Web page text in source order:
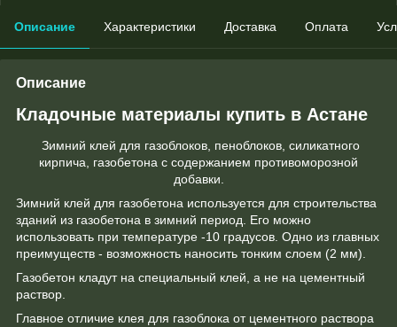
Описание Характеристики Доставка Оплата
Описание
Кладочные материалы купить в Астане
Зимний клей для газоблоков, пеноблоков, силикатного
кирпича, газобетона с содержанием противоморозной
добавки.
Зимний клей для газобетона используется для строительства
зданий из газобетона в зимний период. Его можно
использовать при температуре -10 градусов. Одно из главных
преимуществ - возможность наносить тонким слоем (2 мм).
Газобетон кладут на специальный клей, а не на цементный
раствор.
Главное отличие клея для газоблока от цементного раствора